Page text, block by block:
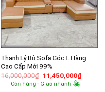
Thanh Lý Bộ Sofa Góc L Hàng
Cao Cấp Mới 99%
16,000,000₫ Giá
gốc
là:
11,450,000₫Giá
hiện
Còn hàng - Giao nhanh